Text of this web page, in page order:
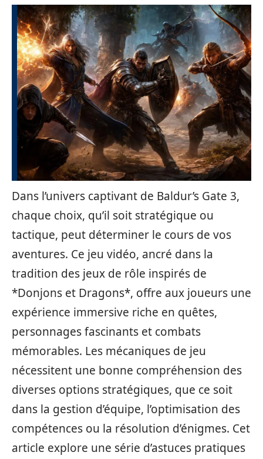
Dans l’univers captivant de Baldur’s Gate 3,
chaque choix, qu’il soit stratégique ou
tactique, peut déterminer le cours de vos
aventures. Ce jeu vidéo, ancré dans la
tradition des jeux de rôle inspirés de
*Donjons et Dragons*, offre aux joueurs une
expérience immersive riche en quêtes,
personnages fascinants et combats
mémorables. Les mécaniques de jeu
nécessitent une bonne compréhension des
diverses options stratégiques, que ce soit
dans la gestion d’équipe, l’optimisation des
compétences ou la résolution d’énigmes. Cet
article explore une série d’astuces pratiques